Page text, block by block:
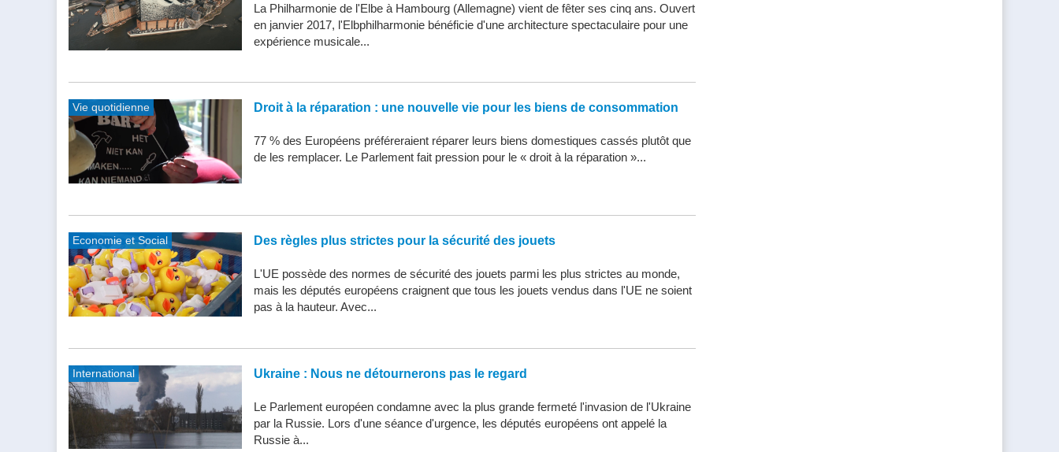
La Philharmonie de l'Elbe à Hambourg (Allemagne) vient de fêter ses cinq ans. Ouvert
en janvier 2017, l'Elbphilharmonie bénéficie d'une architecture spectaculaire pour une
expérience musicale...
Vie quotidienne Droit à la réparation : une nouvelle vie pour les biens de consommation
77 % des Européens préféreraient réparer leurs biens domestiques cassés plutôt que
de les remplacer. Le Parlement fait pression pour le « droit à la réparation »...
Economie et Social Des règles plus strictes pour la sécurité des jouets
L'UE possède des normes de sécurité des jouets parmi les plus strictes au monde,
mais les députés européens craignent que tous les jouets vendus dans l'UE ne soient
pas à la hauteur. Avec...
International Ukraine : Nous ne détournerons pas le regard
Le Parlement européen condamne avec la plus grande fermeté l'invasion de l'Ukraine
par la Russie. Lors d'une séance d'urgence, les députés européens ont appelé la
Russie à...